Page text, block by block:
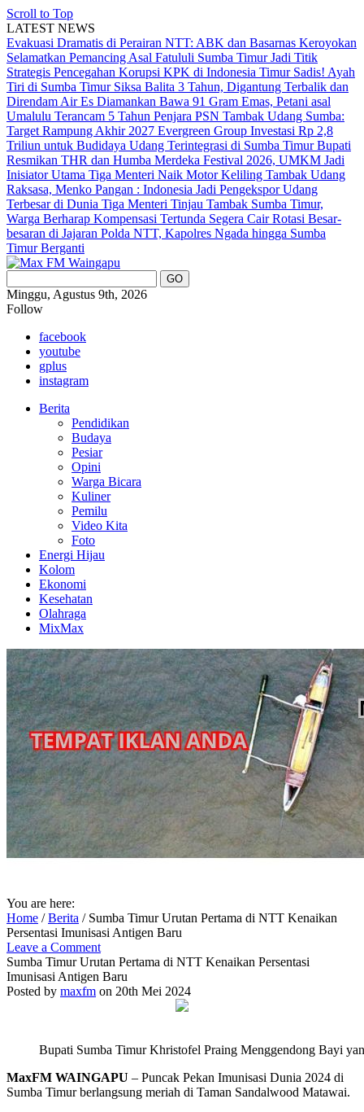
Scroll to Top
LATEST NEWS
Evakuasi Dramatis di Perairan NTT: ABK dan Basarnas Keroyokan
Selamatkan Pemancing Asal Fatululi Sumba Timur Jadi Titik
Strategis Pencegahan Korupsi KPK di Indonesia Timur Sadis! Ayah
Tiri di Sumba Timur Siksa Balita 3 Tahun, Digantung Terbalik dan
Direndam Air Es Diamankan Bawa 91 Gram Emas, Petani asal
Umalulu Terancam 5 Tahun Penjara PSN Tambak Udang Sumba:
Target Rampung Akhir 2027 Evergreen Group Investasi Rp 2,8
Triliun untuk Budidaya Udang Terintegrasi di Sumba TimurBupati
Resmikan THR dan Humba Merdeka Festival 2026, UMKM Jadi
Inisiator Utama Tiga Menteri Naik Motor Keliling Tambak Udang
Raksasa, Menko Pangan : Indonesia Jadi Pengekspor Udang
Terbesar di Dunia Tiga Menteri Tinjau Tambak Sumba Timur,
Warga Berharap Kompensasi Tertunda Segera CairRotasi Besar-
besaran di Jajaran Polda NTT, Kapolres Ngada hingga Sumba
Timur Berganti
Minggu, Agustus 9th, 2026
Follow
facebook
youtube
gplus
instagram
Berita
Pendidikan
Budaya
Pesiar
Opini
Warga Bicara
Kuliner
Pemilu
Video Kita
Foto
Energi Hijau
Kolom
Ekonomi
Kesehatan
Olahraga
MixMax
You are here:
Home /Berita / Sumba Timur Urutan Pertama di NTT Kenaikan
Persentasi Imunisasi Antigen Baru
Leave a Comment
Sumba Timur Urutan Pertama di NTT Kenaikan Persentasi
Imunisasi Antigen Baru
Posted by maxfm on 20th Mei 2024
Bupati Sumba Timur Khristofel Praing Menggendong Bayi
MaxFM WAINGAPU – Puncak Pekan Imunisasi Dunia 2024 di
Sumba Timur berlangsung meriah di Taman Sandalwood Matawai.